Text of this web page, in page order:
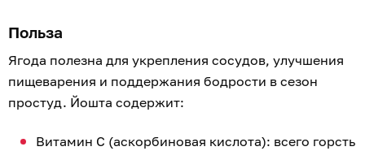
Польза
Ягода полезна для укрепления сосудов, улучшения
пищеварения и поддержания бодрости в сезон
простуд. Йошта содержит:
Витамин C (аскорбиновая кислота): всего горсть